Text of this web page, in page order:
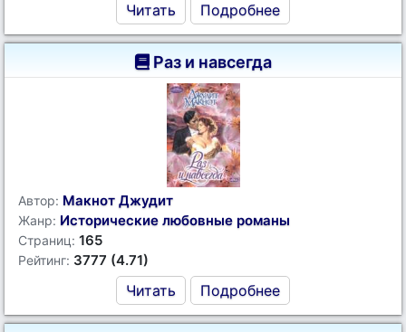
Читать Подробнее
Раз и навсегда
Автор: Макнот Джудит
Жанр: Исторические любовные романы
Страниц: 165
Рейтинг: 3777 (4.71)
Читать Подробнее